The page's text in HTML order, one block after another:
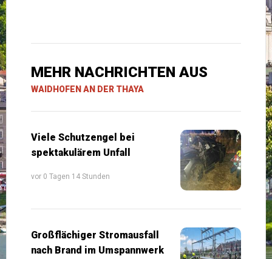
MEHR NACHRICHTEN AUS
WAIDHOFEN AN DER THAYA
Viele Schutzengel bei
spektakulärem Unfall
vor 0 Tagen 14 Stunden
Großflächiger Stromausfall
nach Brand im Umspannwerk